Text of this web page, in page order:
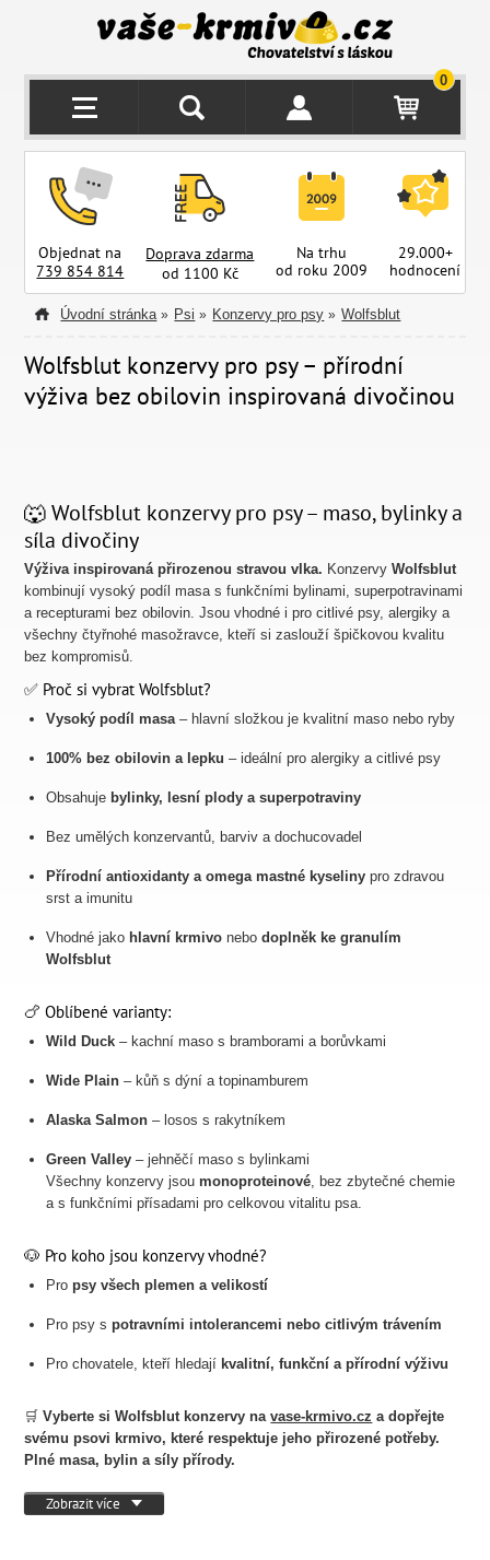
0
Objednat na
739 854 814
Doprava zdarma
od 1100 Kč
Na trhu
od roku 2009
29.000+
hodnocení
Úvodní stránka » Psi » Konzervy pro psy » Wolfsblut
Wolfsblut konzervy pro psy – přírodní
výživa bez obilovin inspirovaná divočinou
🐺 Wolfsblut konzervy pro psy – maso, bylinky a
síla divočiny
Výživa inspirovaná přirozenou stravou vlka. KonzervyWolfsblut
kombinují vysoký podíl masa s funkčními bylinami, superpotravinami
a recepturami bez obilovin. Jsou vhodné i pro citlivé psy, alergiky a
všechny čtyřnohé masožravce, kteří si zaslouží špičkovou kvalitu
bez kompromisů.
✅ Proč si vybrat Wolfsblut?
Vysoký podíl masa– hlavní složkou je kvalitní maso nebo ryby
100% bez obilovin a lepku – ideální pro alergiky a citlivé psy
Obsahuje bylinky, lesní plody a superpotraviny
Bez umělých konzervantů, barviv a dochucovadel
Přírodní antioxidanty a omega mastné kyseliny pro zdravou
srst a imunitu
Vhodné jako hlavní krmivo nebodoplněk ke granulím
Wolfsblut
🍗 Oblíbené varianty:
Wild Duck – kachní maso s bramborami a borůvkami
Wide Plain – kůň s dýní a topinamburem
Alaska Salmon – losos s rakytníkem
Green Valley – jehněčí maso s bylinkami
Všechny konzervy jsoumonoproteinové, bez zbytečné chemie
a s funkčními přísadami pro celkovou vitalitu psa.
🐶 Pro koho jsou konzervy vhodné?
Propsy všech plemen a velikostí
Pro psy spotravními intolerancemi nebo citlivým trávením
Pro chovatele, kteří hledají kvalitní, funkční a přírodní výživu
🛒Vyberte si Wolfsblut konzervy navase-krmivo.cz a dopřejte
svému psovi krmivo, které respektuje jeho přirozené potřeby.
Plné masa, bylin a síly přírody.
Zobrazit více